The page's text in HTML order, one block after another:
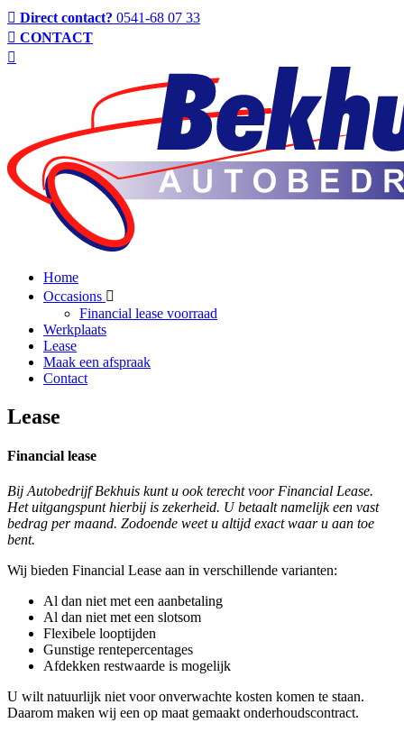
Direct contact? 0541-68 07 33
CONTACT
Home
Occasions
Financial lease voorraad
Werkplaats
Lease
Maak een afspraak
Contact
Lease
Financial lease
Bij Autobedrijf Bekhuis kunt u ook terecht voor Financial Lease.
Het uitgangspunt hierbij is zekerheid. U betaalt namelijk een vast
bedrag per maand. Zodoende weet u altijd exact waar u aan toe
bent.
Wij bieden Financial Lease aan in verschillende varianten:
Al dan niet met een aanbetaling
Al dan niet met een slotsom
Flexibele looptijden
Gunstige rentepercentages
Afdekken restwaarde is mogelijk
U wilt natuurlijk niet voor onverwachte kosten komen te staan.
Daarom maken wij een op maat gemaakt onderhoudscontract.